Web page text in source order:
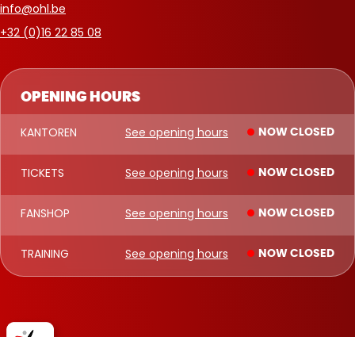
OPENING HOURS
KANTOREN See opening hours NOW CLOSED
TICKETS See opening hours NOW CLOSED
FANSHOP See opening hours NOW CLOSED
TRAINING See opening hours NOW CLOSED
info@ohl.be
+32 (0)16 22 85 08